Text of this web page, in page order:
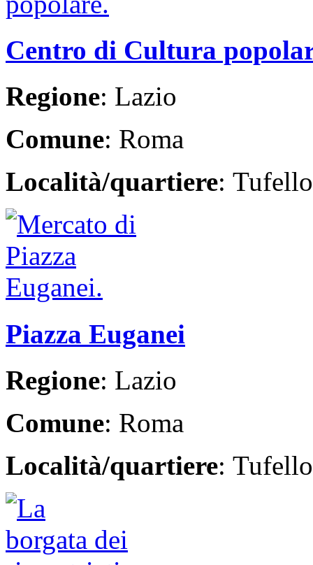
Centro di Cultura
Regione: Lazio
Comune: Roma
Località/quartiere: Tufello
Piazza Euganei
Regione: Lazio
Comune: Roma
Località/quartiere: Tufello